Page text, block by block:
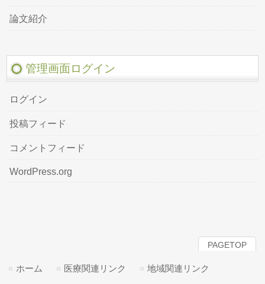
論文紹介
管理画面ログイン
ログイン
投稿フィード
コメントフィード
WordPress.org
PAGETOP
ホーム 医療関連リンク 地域関連リンク